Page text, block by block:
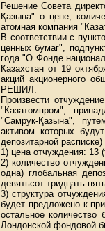
Решение Совета
Қазына" о цене,
атомная компания
В соответствии с
ценных бумаг",
года "О Фонде
Казахстан от 19
акций акционерного
РЕШИЛ:
Произвести
"Казатомпром",
"Самрук-Қазына",
активом которых
депозитарной
1) цена отчуждения: 13
2) количество
одна) глобальная
девятьсот тридцать
3) структура
будет предложено к
остальное
Лондонской фондовой